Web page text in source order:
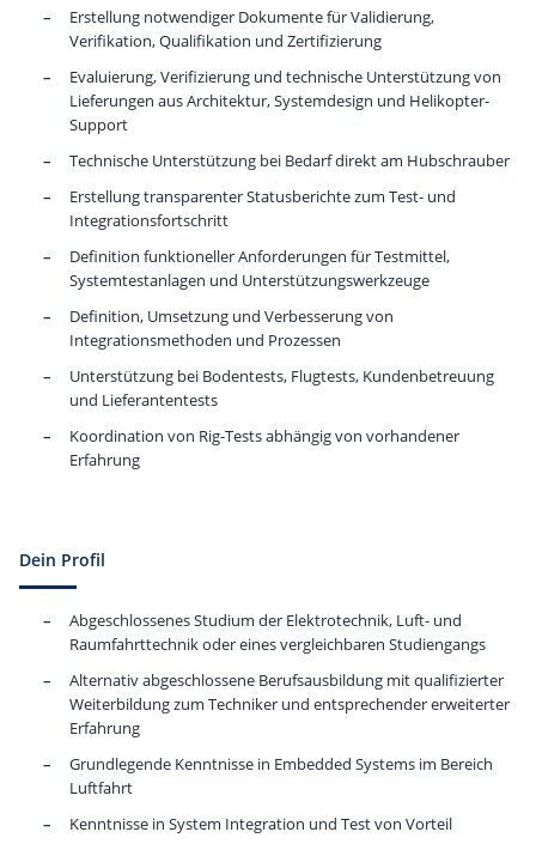
Erstellung notwendiger Dokumente für Validierung,
Verifikation, Qualifikation und Zertifizierung
Evaluierung, Verifizierung und technische Unterstützung von
Lieferungen aus Architektur, Systemdesign und Helikopter-
Support
Technische Unterstützung bei Bedarf direkt am Hubschrauber
Erstellung transparenter Statusberichte zum Test- und
Integrationsfortschritt
Definition funktioneller Anforderungen für Testmittel,
Systemtestanlagen und Unterstützungswerkzeuge
Definition, Umsetzung und Verbesserung von
Integrationsmethoden und Prozessen
Unterstützung bei Bodentests, Flugtests, Kundenbetreuung
und Lieferantentests
Koordination von Rig-Tests abhängig von vorhandener
Erfahrung
Dein Profil
Abgeschlossenes Studium der Elektrotechnik, Luft- und
Raumfahrttechnik oder eines vergleichbaren Studiengangs
Alternativ abgeschlossene Berufsausbildung mit qualifizierter
Weiterbildung zum Techniker und entsprechender erweiterter
Erfahrung
Grundlegende Kenntnisse in Embedded Systems im Bereich
Luftfahrt
Kenntnisse in System Integration und Test von Vorteil